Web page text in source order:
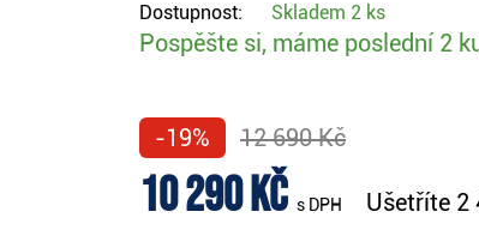
Dostupnost: Skladem 2 ks
Pospěšte si, máme poslední 2
-19% 12 690 Kč
10 290 Kč s DPH Ušetříte 2